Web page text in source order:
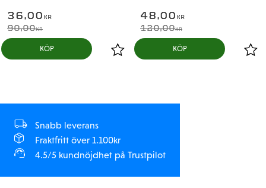
36,00 KR
90,00KR
KÖP
48,00 KR
120,00KR
KÖP
Snabb leverans
Fraktfritt över 1.100kr
4.5/5 kundnöjdhet på Trustpilot